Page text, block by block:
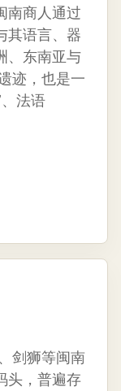
南商人通过
其语言、器
、东南亚与
迹，也是一
法语
剑狮等闽南
头，普遍存